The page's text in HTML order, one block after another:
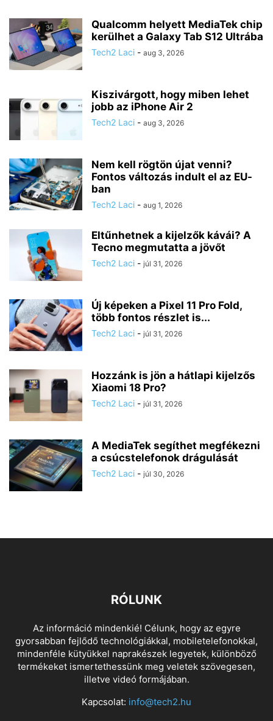
Qualcomm helyett MediaTek chip
kerülhet a Galaxy Tab S12 Ultrába
Tech2 Laci - aug 3, 2026
Kiszivárgott, hogy miben lehet
jobb az iPhone Air 2
Tech2 Laci - aug 3, 2026
Nem kell rögtön újat venni?
Fontos változás indult el az EU-
ban
Tech2 Laci - aug 1, 2026
Eltűnhetnek a kijelzők kávái? A
Tecno megmutatta a jövőt
Tech2 Laci - júl 31, 2026
Új képeken a Pixel 11 Pro Fold,
több fontos részlet is...
Tech2 Laci - júl 31, 2026
Hozzánk is jön a hátlapi kijelzős
Xiaomi 18 Pro?
Tech2 Laci - júl 31, 2026
A MediaTek segíthet megfékezni
a csúcstelefonok drágulását
Tech2 Laci - júl 30, 2026
RÓLUNK
Az információ mindenkié! Célunk, hogy az egyre
gyorsabban fejlődő technológiákkal, mobiletelefonokkal,
mindenféle kütyükkel naprakészek legyetek, különböző
termékeket ismertethessünk meg veletek szövegesen,
illetve videó formájában.
Kapcsolat: info@tech2.hu